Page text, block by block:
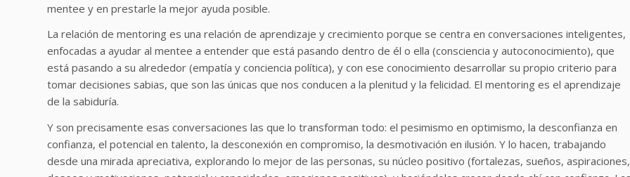
mentee y en prestarle la mejor ayuda posible.
La relación de mentoring es una relación de aprendizaje y crecimiento porque se centra en conversaciones inteligentes,
enfocadas a ayudar al mentee a entender que está pasando dentro de él o ella (consciencia y autoconocimiento), que
está pasando a su alrededor (empatía y conciencia política), y con ese conocimiento desarrollar su propio criterio para
tomar decisiones sabias, que son las únicas que nos conducen a la plenitud y la felicidad. El mentoring es el aprendizaje
de la sabiduría.
Y son precisamente esas conversaciones las que lo transforman todo: el pesimismo en optimismo, la desconfianza en
confianza, el potencial en talento, la desconexión en compromiso, la desmotivación en ilusión. Y lo hacen, trabajando
desde una mirada apreciativa, explorando lo mejor de las personas, su núcleo positivo (fortalezas, sueños, aspiraciones,